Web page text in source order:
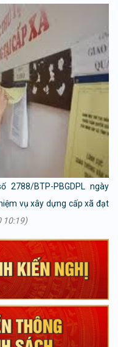
BTP-PBGDPL ngày
vụ xây dựng cấp xã đạt
10:19)